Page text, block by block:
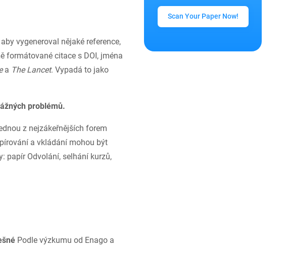
vygeneroval nějaké reference,
formátované citace s DOI, jména
a The Lancet. Vypadá to jako
problémů.
z nejzákeřnějších forem
a vkládání mohou být
papír Odvolání, selhání kurzů,
Podle výzkumu od Enago a
Scan Your Paper Now!